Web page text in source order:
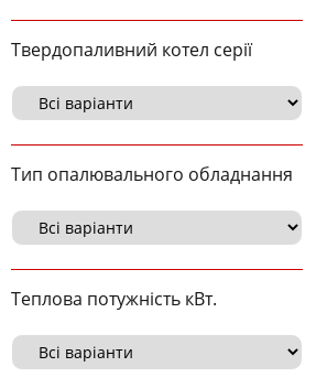
Твердопаливний котел серії
Тип опалювального обладнання
Теплова потужність кВт.